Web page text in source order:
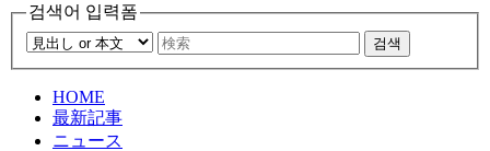
검색어 입력폼
검색
HOME
最新記事
ニュース